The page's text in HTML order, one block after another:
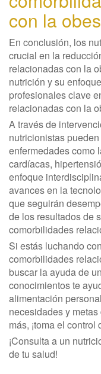
con la
En conclusión, los
crucial en la
relacionadas con la
nutrición y su
profesionales clave
relacionadas con la
A través de
nutricionistas
enfermedades como
cardíacas,
enfoque
avances en la
que seguirán
de los resultados de
comorbilidades
Si estás luchando
comorbilidades
buscar la ayuda de
conocimientos te
alimentación
necesidades y
más, ¡toma el
¡Consulta a un
de tu salud!